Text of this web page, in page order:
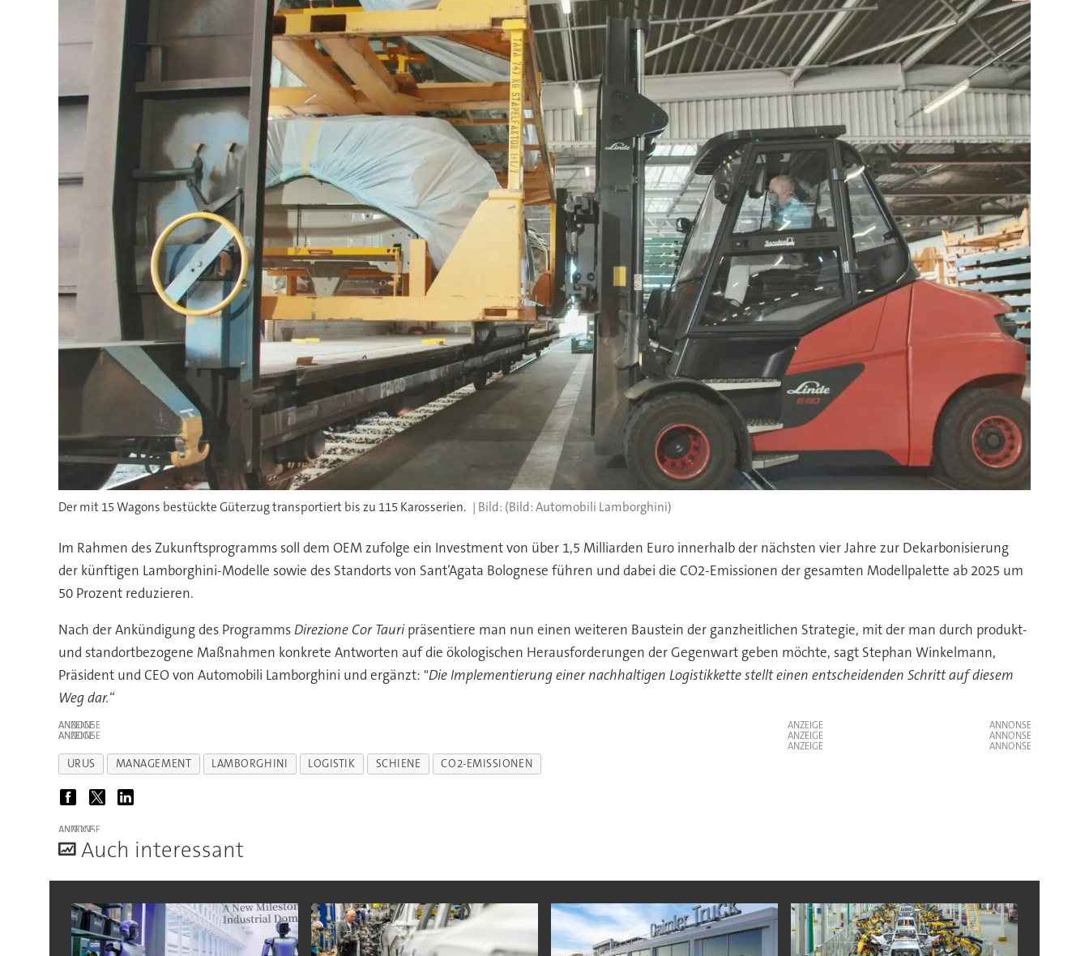
Der mit 15 Wagons bestückte Güterzug transportiert bis zu 115 Karosserien. (Bild: Automobili Lamborghini)
Im Rahmen des Zukunftsprogramms soll dem OEM zufolge ein Investment von über 1,5 Milliarden Euro innerhalb der nächsten vier Jahre zur Dekarbonisierung
der künftigen Lamborghini-Modelle sowie des Standorts von Sant’Agata Bolognese führen und dabei die CO2-Emissionen der gesamten Modellpalette ab 2025 um
50 Prozent reduzieren.
Nach der Ankündigung des ProgrammsDirezione Cor Tauripräsentiere man nun einen weiteren Baustein der ganzheitlichen Strategie, mit der man durch produkt-
und standortbezogene Maßnahmen konkrete Antworten auf die ökologischen Herausforderungen der Gegenwart geben möchte, sagt Stephan Winkelmann,
Präsident und CEO von Automobili Lamborghini und ergänzt: "Die Implementierung einer nachhaltigen Logistikkette stellt einen entscheidenden Schritt auf diesem
Weg dar.“
ANZEIGE
ANZEIGE
ANZEIGE
ANZEIGE
ANZEIGE
URUS MANAGEMENT LAMBORGHINI LOGISTIK SCHIENE CO2-EMISSIONEN
ANZEIGE
Auch interessant